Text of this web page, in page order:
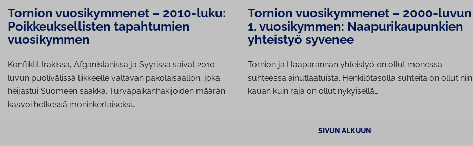
Tornion vuosikymmenet – 2010-luku:
Poikkeuksellisten tapahtumien
vuosikymmen
Konfliktit Irakissa, Afganistanissa ja Syyrissa saivat 2010-
luvun puolivälissä liikkeelle valtavan pakolaisaallon, joka
heijastui Suomeen saakka. Turvapaikanhakijoiden määrän
kasvoi hetkessä moninkertaiseksi…
Tornion vuosikymmenet – 2000-luvun
1. vuosikymmen: Naapurikaupunkien
yhteistyö syvenee
Tornion ja Haaparannan yhteistyö on ollut monessa
suhteessa ainutlaatuista. Henkilötasolla suhteita on ollut niin
kauan kuin raja on ollut nykyisellä…
SIVUN ALKUUN